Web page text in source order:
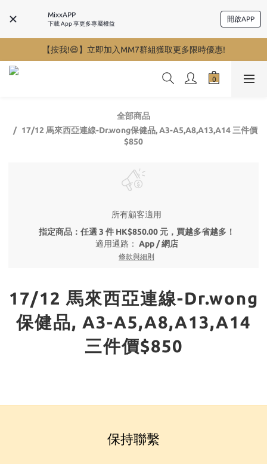
MixxAPP
下載 App 享更多專屬權益
開啟APP
【按我!😆】立即加入MM7群組獲取更多限時優惠!
全部商品
17/12 馬來西亞連線-Dr.wong保健品, A3-A5,A8,A13,A14 三件價
$850
所有顧客適用
指定商品：任選 3 件 HK$850.00 元，買越多省越多！
適用通路： App / 網店
條款與細則
17/12 馬來西亞連線-Dr.wong
保健品, A3-A5,A8,A13,A14
三件價$850
保持聯繫